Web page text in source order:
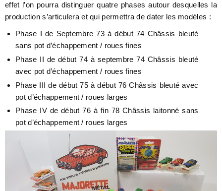
effet l’on pourra distinguer quatre phases autour desquelles la
production s’articulera et qui permettra de dater les modèles :
Phase I de Septembre 73 à début 74 Châssis bleuté
sans pot d’échappement / roues fines
Phase II de début 74 à septembre 74 Châssis bleuté
avec pot d’échappement / roues fines
Phase III de début 75 à début 76 Châssis bleuté avec
pot d’échappement / roues larges
Phase IV de début 76 à fin 78 Châssis laitonné sans
pot d’échappement / roues larges